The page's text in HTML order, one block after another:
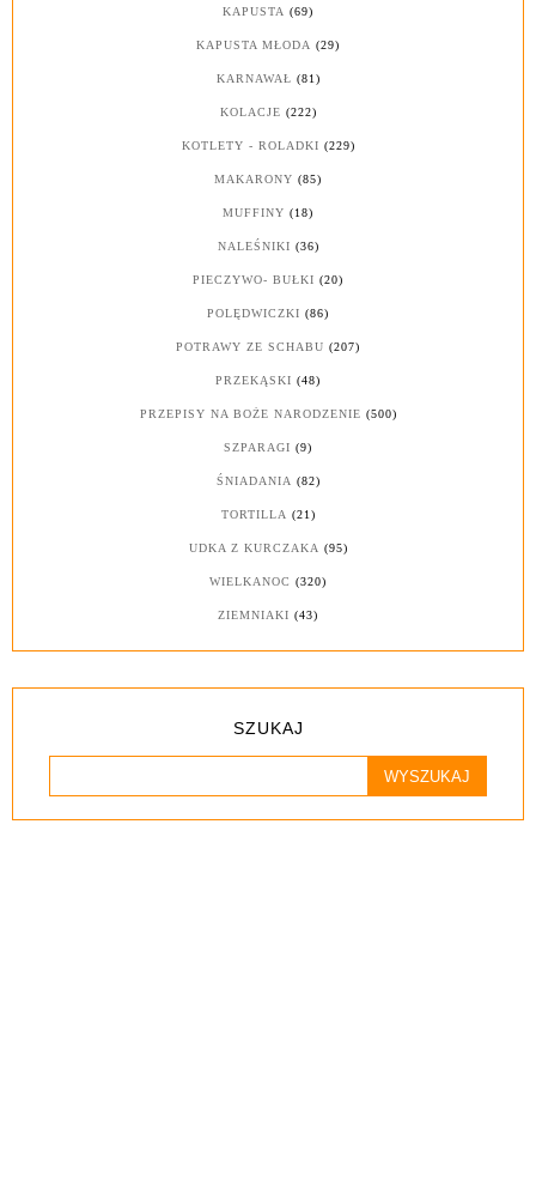
KAPUSTA (69)
KAPUSTA MŁODA (29)
KARNAWAŁ (81)
KOLACJE (222)
KOTLETY - ROLADKI (229)
MAKARONY (85)
MUFFINY (18)
NALEŚNIKI (36)
PIECZYWO- BUŁKI (20)
POLĘDWICZKI (86)
POTRAWY ZE SCHABU (207)
PRZEKĄSKI (48)
PRZEPISY NA BOŻE NARODZENIE (500)
SZPARAGI (9)
ŚNIADANIA (82)
TORTILLA (21)
UDKA Z KURCZAKA (95)
WIELKANOC (320)
ZIEMNIAKI (43)
SZUKAJ